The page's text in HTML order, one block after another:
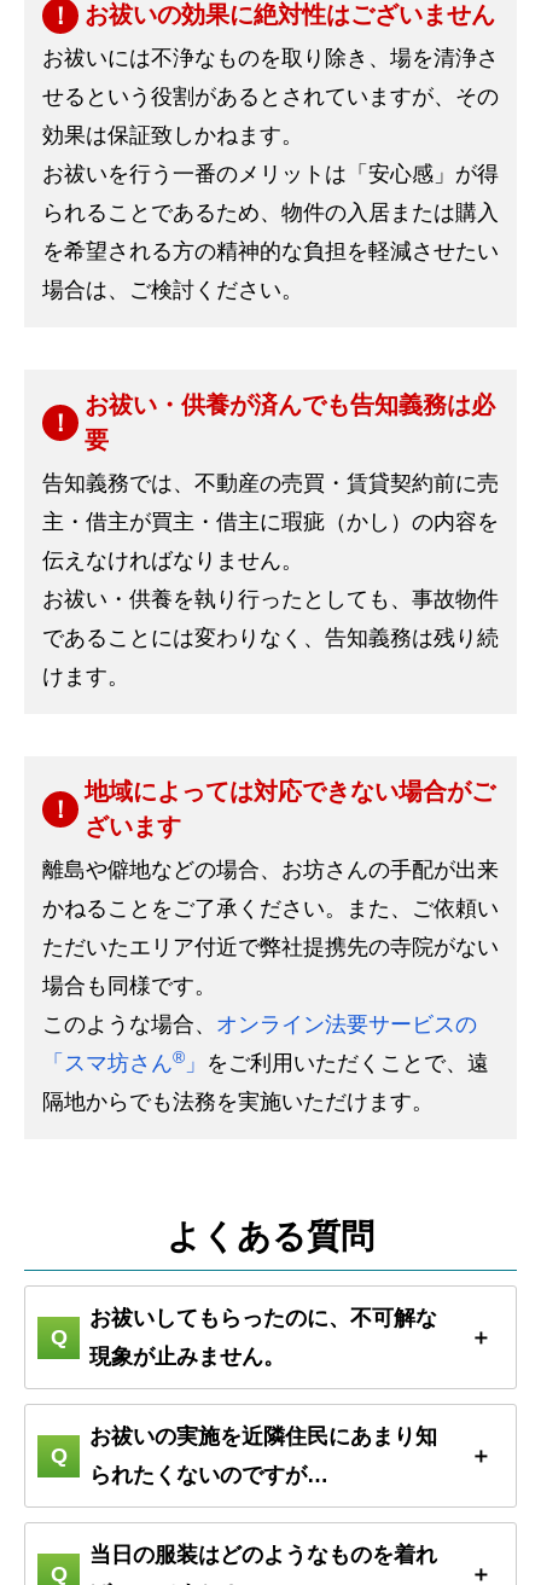
お祓いの効果に絶対性はございません
お祓いには不浄なものを取り除き、場を清浄さ
せるという役割があるとされていますが、その
効果は保証致しかねます。
お祓いを行う一番のメリットは「安心感」が得
られることであるため、物件の入居または購入
を希望される方の精神的な負担を軽減させたい
場合は、ご検討ください。
お祓い・供養が済んでも告知義務は必
要
告知義務では、不動産の売買・賃貸契約前に売
主・借主が買主・借主に瑕疵（かし）の内容を
伝えなければなりません。
お祓い・供養を執り行ったとしても、事故物件
であることには変わりなく、告知義務は残り続
けます。
地域によっては対応できない場合がご
ざいます
離島や僻地などの場合、お坊さんの手配が出来
かねることをご了承ください。また、ご依頼い
ただいたエリア付近で弊社提携先の寺院がない
場合も同様です。
このような場合、 オンライン法要サービスの
「スマ坊さん® 」 をご利用いただくことで、遠
隔地からでも法務を実施いただけます。
よくある質問
お祓いしてもらったのに、不可解な
現象が止みません。
お祓いの実施を近隣住民にあまり知
られたくないのですが…
当日の服装はどのようなものを着れ